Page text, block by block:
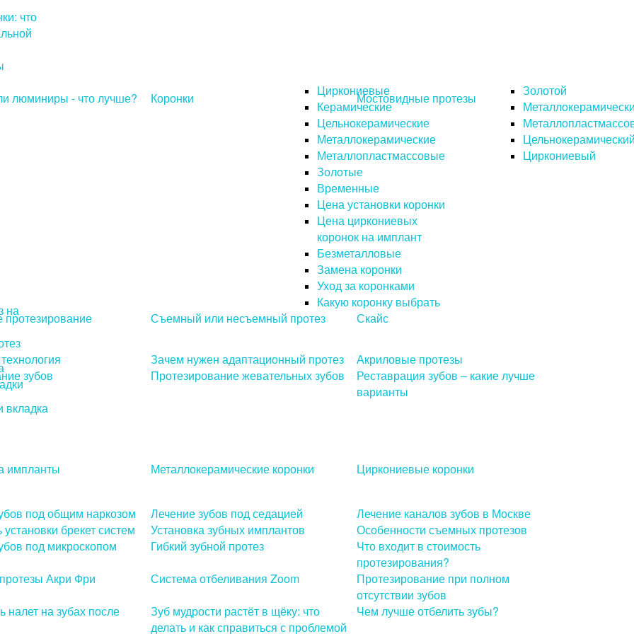
что
люминиры - что лучше?
Коронки
Циркониевые
Керамические
Цельнокерамические
Металлокерамические
Металлопластмассовые
Золотые
Временные
Цена установки коронки
Цена циркониевых
коронок на имплант
Безметалловые
Замена коронки
Уход за коронками
Какую коронку выбрать
Мостовидные протезы
Золотой
Циркониевый
на
протезирование Съемный или несъемный протез Скайс
Зачем нужен адаптационный протез Акриловые протезы
зубов Протезирование жевательных зубов
Реставрация зубов – какие лучше
варианты
импланты Металлокерамические коронки Циркониевые коронки
под общим наркозом Лечение зубов под седацией
Лечение каналов зубов в Москве
брекет систем
Установка зубных имплантов
Особенности съемных протезов
под микроскопом
Гибкий зубной протез
Что входит в стоимость
протезирования?
Акри Фри
Система отбеливания Zoom
Протезирование при полном
отсутствии зубов
налет на зубах после
Зуб мудрости растёт в щёку: что
делать и как справиться с проблемой
Чем лучше отбелить зубы?